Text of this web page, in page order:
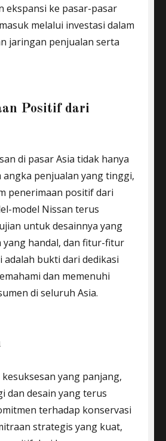
ekspansi ke pasar-pasar
melalui investasi dalam
jaringan penjualan serta
Positif dari
di pasar Asia tidak hanya
angka penjualan yang tinggi,
penerimaan positif dari
model Nissan terus
untuk desainnya yang
yang handal, dan fitur-fitur
adalah bukti dari dedikasi
dan memenuhi
di seluruh Asia.
yang panjang,
dan desain yang terus
terhadap konservasi
strategis yang kuat,